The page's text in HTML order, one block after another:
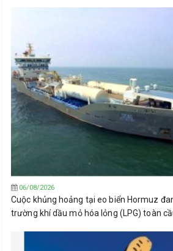
06/08/2026
Cuộc khủng hoảng tại eo biển Hormuz
trường khí dầu mỏ hóa lỏng (LPG) toàn